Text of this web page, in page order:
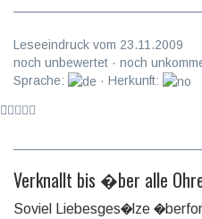
Leseeindruck vom 23.11.2009
noch unbewertet · noch
Sprache:
· Herkunft:
Verknallt bis �ber alle
Soviel Liebesges�lze